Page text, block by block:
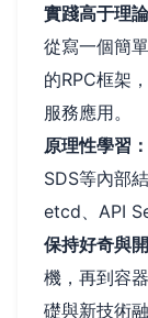
實踐高于理論
從寫一個簡
的RPC框架
服務應用。
原理性學習：
SDS等內部
etcd、API
保持好奇與
機，再到容
礎與新技術